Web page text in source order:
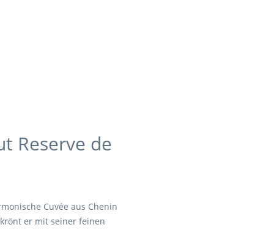
Reserve de
Cuvée aus Chenin
er mit seiner feinen